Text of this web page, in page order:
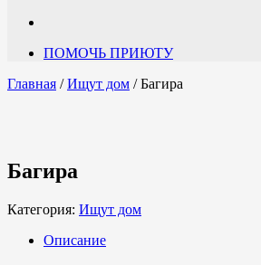
ПОМОЧЬ ПРИЮТУ
Главная /Ищут дом / Багира
Багира
Категория: Ищут дом
Описание